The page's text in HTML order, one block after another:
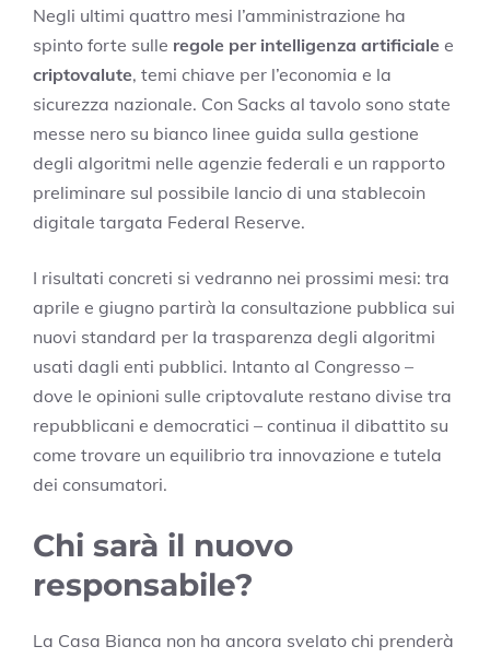
Negli ultimi quattro mesi l’amministrazione ha
spinto forte sulle regole per intelligenza artificiale e
criptovalute, temi chiave per l’economia e la
sicurezza nazionale. Con Sacks al tavolo sono state
messe nero su bianco linee guida sulla gestione
degli algoritmi nelle agenzie federali e un rapporto
preliminare sul possibile lancio di una stablecoin
digitale targata Federal Reserve.
I risultati concreti si vedranno nei prossimi mesi: tra
aprile e giugno partirà la consultazione pubblica sui
nuovi standard per la trasparenza degli algoritmi
usati dagli enti pubblici. Intanto al Congresso –
dove le opinioni sulle criptovalute restano divise tra
repubblicani e democratici – continua il dibattito su
come trovare un equilibrio tra innovazione e tutela
dei consumatori.
Chi sarà il nuovo
responsabile?
La Casa Bianca non ha ancora svelato chi prenderà